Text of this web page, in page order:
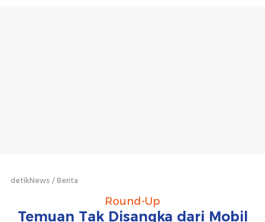
detikNews Berita
Round-Up
Temuan Tak Disangka dari Mobil